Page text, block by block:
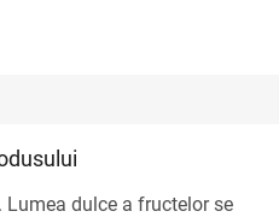
dulce a fructelor se